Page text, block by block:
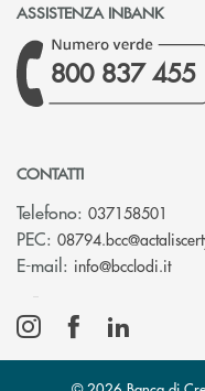
ASSISTENZA INBANK
800 837 455
CONTATTI
Telefono: 037158501
PEC:
E-mail: info@bcclodi.it(si